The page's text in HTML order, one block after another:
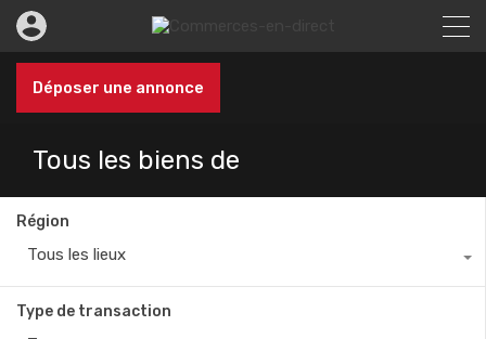
Déposer une annonce
Tous les biens de
Région
Tous les lieux
Type de transaction